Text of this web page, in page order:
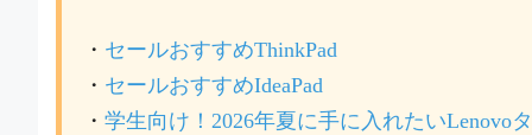
・ セールおすすめThinkPad
・ セールおすすめIdeaPad
・ 学生向け！2026年夏に手に入れたいLenovo